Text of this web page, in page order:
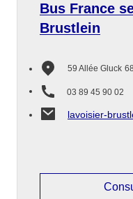
Bus France
Brustlein
59 Allée Gluck
03 89 45 90 02
lavoisier-